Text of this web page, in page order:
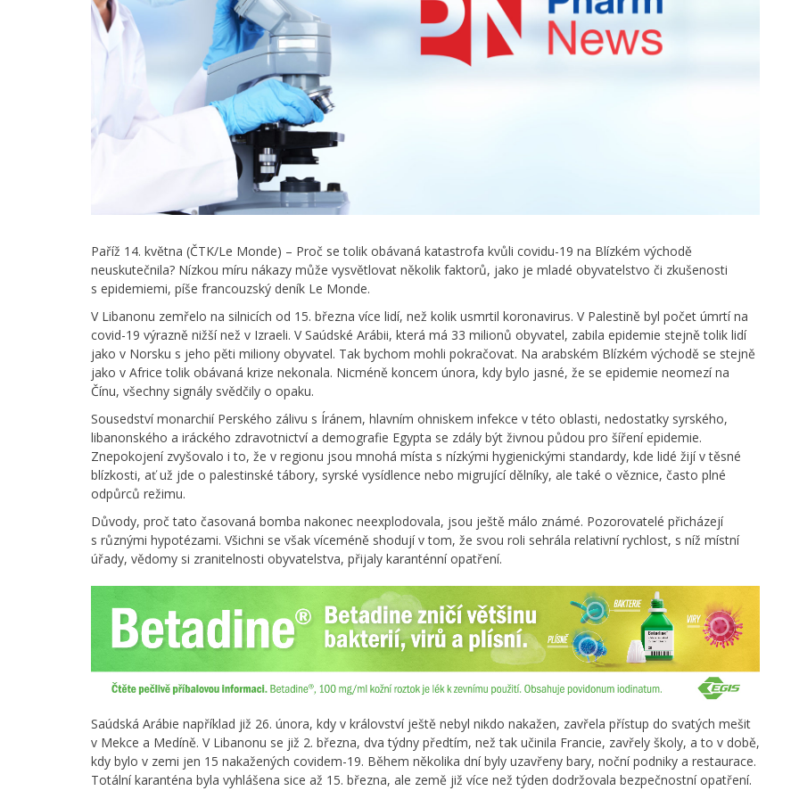
Paříž 14. května (ČTK/Le Monde) – Proč se tolik obávaná katastrofa kvůli covidu-19 na Blízkém východě
neuskutečnila? Nízkou míru nákazy může vysvětlovat několik faktorů, jako je mladé obyvatelstvo či zkušenosti
s epidemiemi, píše francouzský deník Le Monde.
V Libanonu zemřelo na silnicích od 15. března více lidí, než kolik usmrtil koronavirus. V Palestině byl počet úmrtí na
covid-19 výrazně nižší než v Izraeli. V Saúdské Arábii, která má 33 milionů obyvatel, zabila epidemie stejně tolik lidí
jako v Norsku s jeho pěti miliony obyvatel. Tak bychom mohli pokračovat. Na arabském Blízkém východě se stejně
jako v Africe tolik obávaná krize nekonala. Nicméně koncem února, kdy bylo jasné, že se epidemie neomezí na
Čínu, všechny signály svědčily o opaku.
Sousedství monarchií Perského zálivu s Íránem, hlavním ohniskem infekce v této oblasti, nedostatky syrského,
libanonského a iráckého zdravotnictví a demografie Egypta se zdály být živnou půdou pro šíření epidemie.
Znepokojení zvyšovalo i to, že v regionu jsou mnohá místa s nízkými hygienickými standardy, kde lidé žijí v těsné
blízkosti, ať už jde o palestinské tábory, syrské vysídlence nebo migrující dělníky, ale také o věznice, často plné
odpůrců režimu.
Důvody, proč tato časovaná bomba nakonec neexplodovala, jsou ještě málo známé. Pozorovatelé přicházejí
s různými hypotézami. Všichni se však víceméně shodují v tom, že svou roli sehrála relativní rychlost, s níž místní
úřady, vědomy si zranitelnosti obyvatelstva, přijaly karanténní opatření.
Saúdská Arábie například již 26. února, kdy v království ještě nebyl nikdo nakažen, zavřela přístup do svatých mešit
v Mekce a Medíně. V Libanonu se již 2. března, dva týdny předtím, než tak učinila Francie, zavřely školy, a to v době,
kdy bylo v zemi jen 15 nakažených covidem-19. Během několika dní byly uzavřeny bary, noční podniky a restaurace.
Totální karanténa byla vyhlášena sice až 15. března, ale země již více než týden dodržovala bezpečnostní opatření.